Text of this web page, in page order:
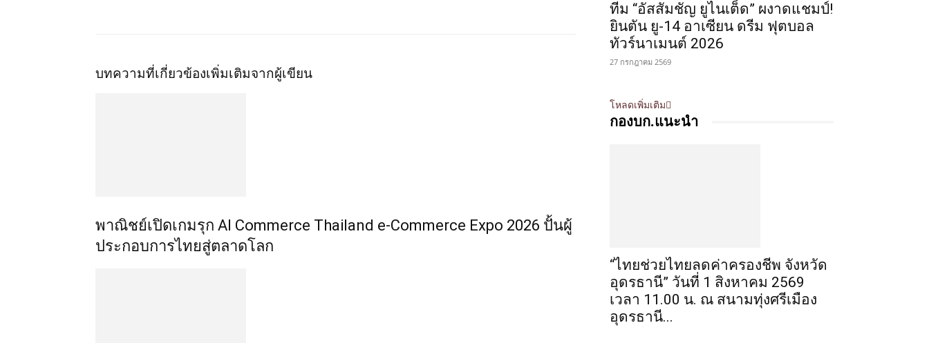
บทความที่เกี่ยวข้องเพิ่มเติมจากผู้เขียน
พาณิชย์เปิดเกมรุก AI Commerce Thailand e-Commerce Expo 2026 ปั้นผู้
ประกอบการไทยสู่ตลาดโลก
ทีม “อัสสัมชัญ ยูไนเต็ด” ผงาดแชมป์!
ยินตัน ยู-14 อาเซียน ดรีม ฟุตบอล
ทัวร์นาเมนต์ 2026
27 กรกฎาคม 2569
โหลดเพิ่มเติม
กองบก.แนะนำ
“ไทยช่วยไทยลดค่าครองชีพ จังหวัด
อุดรธานี” วันที่ 1 สิงหาคม 2569
เวลา 11.00 น. ณ สนามทุ่งศรีเมือง
อุดรธานี...